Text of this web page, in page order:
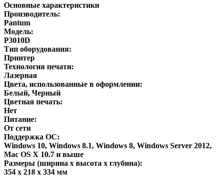
Основные характеристики
Производитель:
Pantum
Модель:
P3010D
Тип оборудования:
Принтер
Технология печати:
Лазерная
Цвета, использованные в оформлении:
Белый, Черный
Цветная печать:
Нет
Питание:
От сети
Поддержка ОС:
Windows 10, Windows 8.1, Windows 8, Windows Server 2012,
Mac OS X 10.7 и выше
Размеры (ширина x высота x глубина):
354 x 218 x 334 мм